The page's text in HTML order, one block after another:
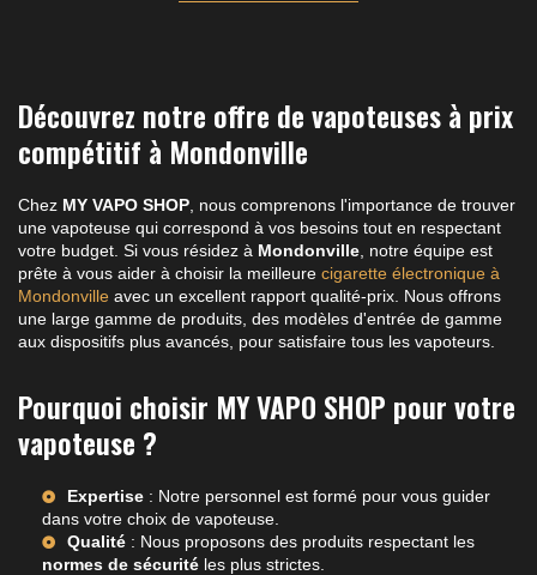
Découvrez notre offre de vapoteuses à prix
compétitif à Mondonville
Chez MY VAPO SHOP , nous comprenons l'importance de trouver
une vapoteuse qui correspond à vos besoins tout en respectant
votre budget. Si vous résidez à Mondonville , notre équipe est
prête à vous aider à choisir la meilleure cigarette électronique à
Mondonville avec un excellent rapport qualité-prix. Nous offrons
une large gamme de produits, des modèles d'entrée de gamme
aux dispositifs plus avancés, pour satisfaire tous les vapoteurs.
Pourquoi choisir MY VAPO SHOP pour votre
vapoteuse ?
Expertise : Notre personnel est formé pour vous guider
dans votre choix de vapoteuse.
Qualité : Nous proposons des produits respectant les
normes de sécurité les plus strictes.